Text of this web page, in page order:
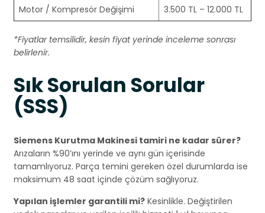
Motor / Kompresör Değişimi 3.500 TL – 12.000 TL
*Fiyatlar temsilidir, kesin fiyat yerinde inceleme sonrası
belirlenir.
Sık Sorulan Sorular
(SSS)
Siemens Kurutma Makinesi tamiri ne kadar sürer?
Arızaların %90’ını yerinde ve aynı gün içerisinde
tamamlıyoruz. Parça temini gereken özel durumlarda ise
maksimum 48 saat içinde çözüm sağlıyoruz.
Yapılan işlemler garantili mi? Kesinlikle. Değiştirilen